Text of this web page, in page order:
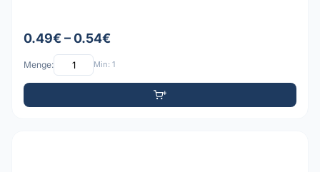
0.49€ – 0.54€
Menge: Min: 1